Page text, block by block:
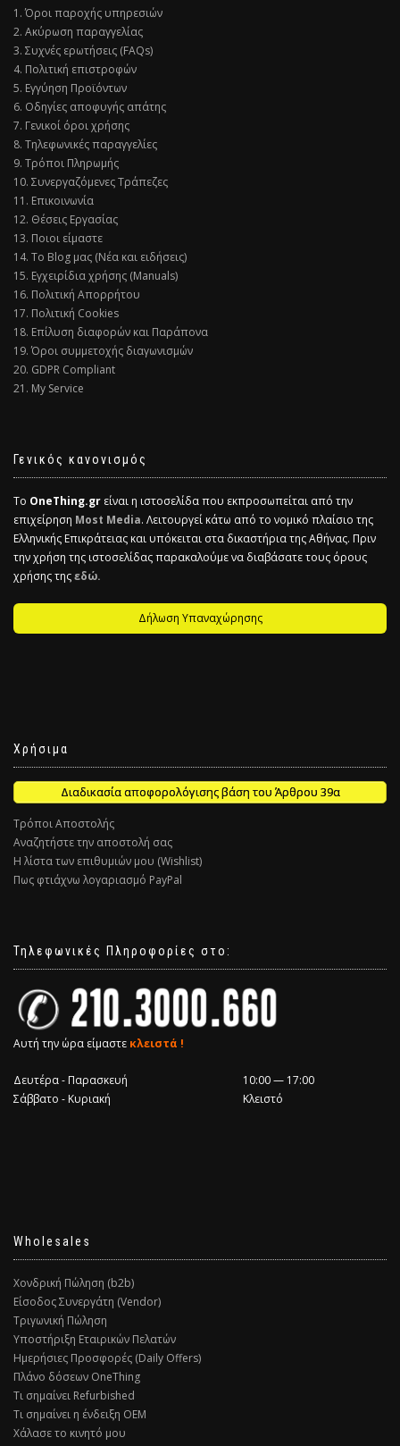
1. Όροι παροχής υπηρεσιών
2. Ακύρωση παραγγελίας
3. Συχνές ερωτήσεις (FAQs)
4. Πολιτική επιστροφών
5. Εγγύηση Προϊόντων
6. Οδηγίες αποφυγής απάτης
7. Γενικοί όροι χρήσης
8. Τηλεφωνικές παραγγελίες
9. Τρόποι Πληρωμής
10. Συνεργαζόμενες Τράπεζες
11. Επικοινωνία
12. Θέσεις Εργασίας
13. Ποιοι είμαστε
14. Το Blog μας (Νέα και ειδήσεις)
15. Εγχειρίδια χρήσης (Manuals)
16. Πολιτική Απορρήτου
17. Πολιτική Cookies
18. Επίλυση διαφορών και Παράπονα
19. Όροι συμμετοχής διαγωνισμών
20. GDPR Compliant
21. My Service
Γενικός κανονισμός
Το OneThing.gr είναι η ιστοσελίδα που εκπροσωπείται από την
επιχείρηση Most Media. Λειτουργεί κάτω από το νομικό πλαίσιο της
Ελληνικής Επικράτειας και υπόκειται στα δικαστήρια της Αθήνας. Πριν
την χρήση της ιστοσελίδας παρακαλούμε να διαβάσατε τους όρους
χρήσης τηςεδώ.
Δήλωση Υπαναχώρησης
Χρήσιμα
Διαδικασία αποφορολόγισης βάση του Άρθρου 39α
Τρόποι Αποστολής
Αναζητήστε την αποστολή σας
Η λίστα των επιθυμιών μου (Wishlist)
Πως φτιάχνω λογαριασμό PayPal
Τηλεφωνικές Πληροφορίες στο:
Αυτή την ώρα είμαστε κλειστά !
Δευτέρα - Παρασκευή
10:00 — 17:00
Σάββατο - Κυριακή
Κλειστό
Wholesales
Χονδρική Πώληση (b2b)
Είσοδος Συνεργάτη (Vendor)
Τριγωνική Πώληση
Υποστήριξη Εταιρικών Πελατών
Ημερήσιες Προσφορές (Daily Offers)
Πλάνο δόσεων OneThing
Τι σημαίνει Refurbished
Τι σημαίνει η ένδειξη ΟΕΜ
Χάλασε το κινητό μου